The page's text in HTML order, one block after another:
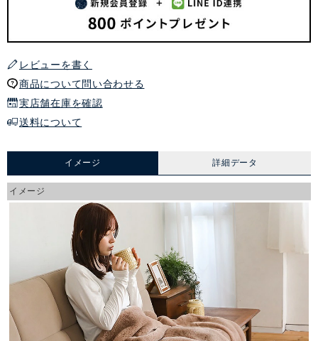
レビューを書く
商品について問い合わせる
実店舗在庫を確認
送料について
イメージ 詳細データ
イメージ